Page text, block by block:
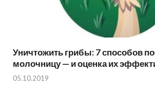
Уничтожить грибы: 7 способов
молочницу — и оценка их
05.10.2019